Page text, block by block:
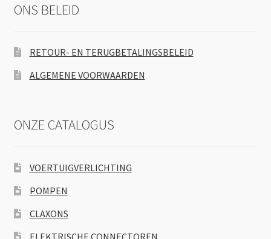
ONS BELEID
RETOUR- EN TERUGBETALINGSBELEID
ALGEMENE VOORWAARDEN
ONZE CATALOGUS
VOERTUIGVERLICHTING
POMPEN
CLAXONS
ELEKTRISCHE CONNECTOREN